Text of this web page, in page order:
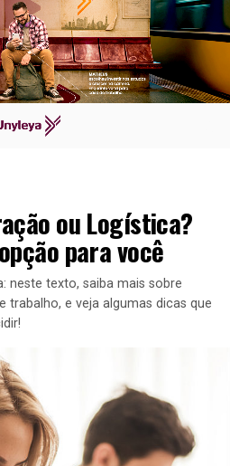
ou Logística?
para você
neste texto, saiba mais sobre
trabalho, e veja algumas dicas que